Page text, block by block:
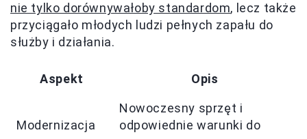
nie tylko dorównywałoby standardom, lecz także
przyciągało młodych ludzi pełnych zapału do
służby i działania.
Aspekt Opis
Modernizacja
Nowoczesny sprzęt i
odpowiednie warunki do